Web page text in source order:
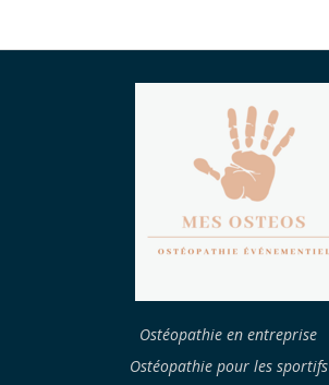
Ostéopathie en entreprise
Ostéopathie pour les sportifs